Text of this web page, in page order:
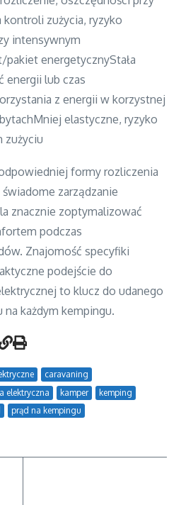
zużycia, ryzyko
intensywnym
energetycznyStała
energii lub czas
z energii w korzystnej
elastyczne, ryzyko
zużyciu
formy rozliczenia
zarządzanie
znacznie zoptymalizować
podczas
Znajomość specyfiki
podejście do
to klucz do udanego
każdym kempingu.
caravaning
elektryczna kamper
kemping
prąd na kempingu